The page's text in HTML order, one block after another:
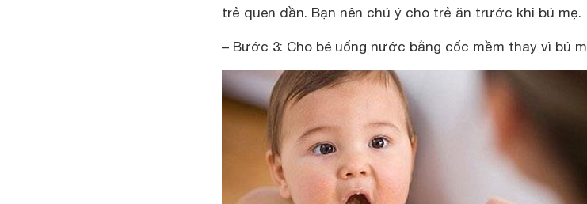
trẻ quen dần. Bạn nên chú ý cho trẻ ăn trước khi bú mẹ.
– Bước 3: Cho bé uống nước bằng cốc mềm thay vì bú